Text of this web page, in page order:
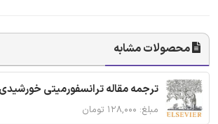
محصولات مشابه
ترجمه مقاله ترانسفورمیتی
مبلغ: ۱۲۸,۰۰۰ تومان